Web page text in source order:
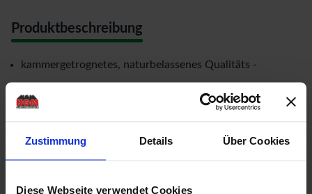
Zustimmung Details Über Cookies
Diese Webseite verwendet Cookies
Produktbeschreibung
kammergetrognetes, naturbelassenes Qualitäts -
44 mm mit doppelter Nut & Federverbindung